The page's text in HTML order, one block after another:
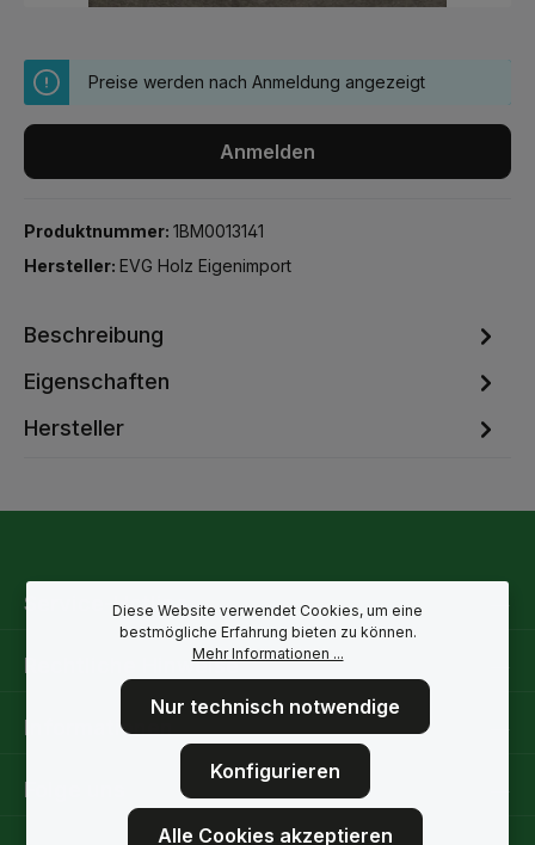
Preise werden nach Anmeldung angezeigt
Anmelden
Produktnummer: 1BM0013141
Hersteller: EVG Holz Eigenimport
Beschreibung
Eigenschaften
Hersteller
Service-Hotline
Rechtliche Hinweise
Informationen
Folge uns
Diese Website verwendet Cookies, um eine
bestmögliche Erfahrung bieten zu können.
Mehr Informationen ...
Nur technisch notwendige
Konfigurieren
Alle Cookies akzeptieren